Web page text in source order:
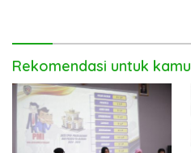
Rekomendasi untuk kamu